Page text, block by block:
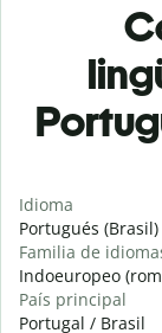
Idioma
Portugués (Brasil)
Familia de
Indoeuropeo
País principal
Portugal / Brasil